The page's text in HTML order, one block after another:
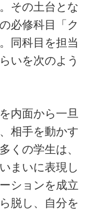
その土台とな
必修科目「ク
同科目を担当
いを次のよう
内面から一旦
相手を動かす
くの学生は、
まいに表現し
ションを成立
脱し、自分を